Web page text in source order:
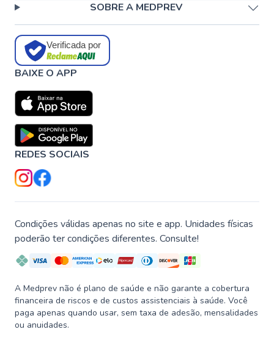
SOBRE A MEDPREV
Verificada por
BAIXE O APP
REDES SOCIAIS
Condições válidas apenas no site e app. Unidades físicas
poderão ter condições diferentes. Consulte!
A Medprev não é plano de saúde e não garante a cobertura
financeira de riscos e de custos assistenciais à saúde. Você
paga apenas quando usar, sem taxa de adesão, mensalidades
ou anuidades.